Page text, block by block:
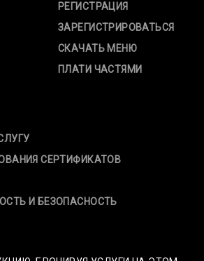
РЕГИСТРАЦИЯ
ЗАРЕГИСТРИРОВАТЬСЯ
СКАЧАТЬ МЕНЮ
ПЛАТИ ЧАСТЯМИ
СЕРТИФИКАТОВ
И БЕЗОПАСНОСТЬ